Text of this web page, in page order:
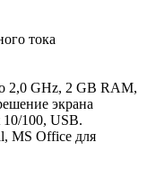
тока
2,0 GHz, 2 GB RAM,
экрана
10/100, USB.
MS Office для